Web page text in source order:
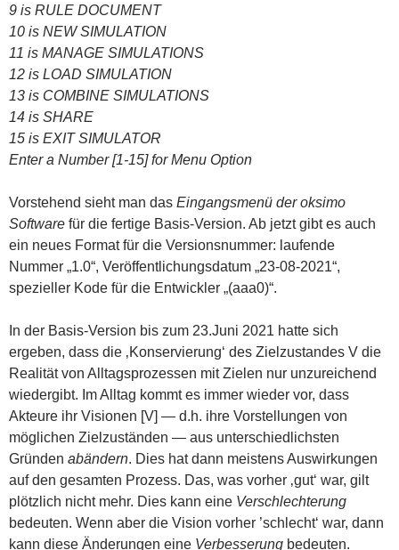
9 is RULE DOCUMENT
10 is NEW SIMULATION
11 is MANAGE SIMULATIONS
12 is LOAD SIMULATION
13 is COMBINE SIMULATIONS
14 is SHARE
15 is EXIT SIMULATOR
Enter a Number [1-15] for Menu Option
Vorstehend sieht man das Eingangsmenü der oksimo
Software für die fertige Basis-Version. Ab jetzt gibt es auch
ein neues Format für die Versionsnummer: laufende
Nummer „1.0“, Veröffentlichungsdatum „23-08-2021“,
spezieller Kode für die Entwickler „(aaa0)“.
In der Basis-Version bis zum 23.Juni 2021 hatte sich
ergeben, dass die ‚Konservierung‘ des Zielzustandes V die
Realität von Alltagsprozessen mit Zielen nur unzureichend
wiedergibt. Im Alltag kommt es immer wieder vor, dass
Akteure ihr Visionen [V] — d.h. ihre Vorstellungen von
möglichen Zielzuständen — aus unterschiedlichsten
Gründen abändern. Dies hat dann meistens Auswirkungen
auf den gesamten Prozess. Das, was vorher ‚gut‘ war, gilt
plötzlich nicht mehr. Dies kann eine Verschlechterung
bedeuten. Wenn aber die Vision vorher ’schlecht‘ war, dann
kann diese Änderungen eine Verbesserung bedeuten.